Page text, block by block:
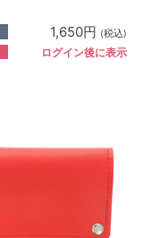
1,650円 (税込)
ログイン後に表示